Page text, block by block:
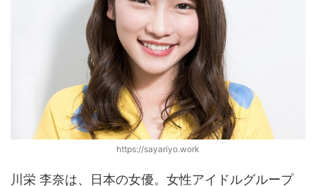
https://sayariyo.work
川栄 李奈は、日本の女優。女性アイドルグループ